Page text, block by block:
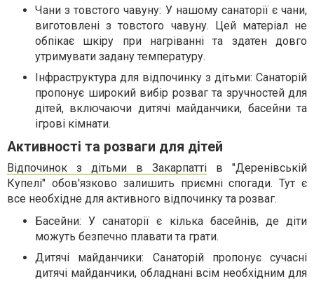
Чани з товстого чавуну: У нашому санаторії є чани,
виготовлені з товстого чавуну. Цей матеріал не
обпікає шкіру при нагріванні та здатен довго
утримувати задану температуру.
Інфраструктура для відпочинку з дітьми: Санаторій
пропонує широкий вибір розваг та зручностей для
дітей, включаючи дитячі майданчики, басейни та
ігрові кімнати.
Активності та розваги для дітей
Відпочинок з дітьми в Закарпатті в "Деренівській
Купелі" обов'язково залишить приємні спогади. Тут є
все необхідне для активного відпочинку та розваг.
Басейни: У санаторії є кілька басейнів, де діти
можуть безпечно плавати та грати.
Дитячі майданчики: Санаторій пропонує сучасні
дитячі майданчики, обладнані всім необхідним для